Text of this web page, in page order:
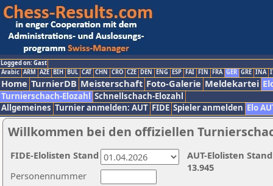
Logged on: Gast
Arabic ARM AZE BIH BUL CAT CHN CRO CZE DEN ENG ESP FAI FIN FRA GER GRE INA
Home TurnierDB Meisterschaft Foto-Galerie Meldekartei
Turnierschach-Elozahl Schnellschach-Elozahl
Allgemeines Turnier anmelden: AUT FIDE Spieler anmelden Elo
Willkommen bei den offiziellen
Personennummer
AUT-Elolisten
13.945
FIDE-Elolisten Stand